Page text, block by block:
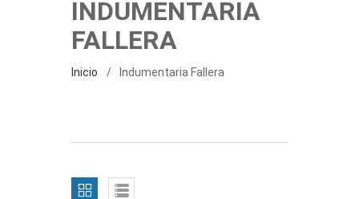
INDUMENTARIA
FALLERA
Inicio Indumentaria Fallera